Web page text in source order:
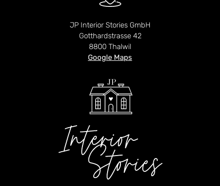
JP Interior Stories GmbH
Gotthardstrasse 42
8800 Thalwil
Google Maps